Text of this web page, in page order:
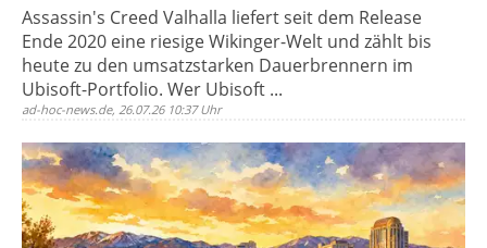
Assassin's Creed Valhalla liefert seit dem Release
Ende 2020 eine riesige Wikinger-Welt und zählt bis
heute zu den umsatzstarken Dauerbrennern im
Ubisoft-Portfolio. Wer Ubisoft ...
ad-hoc-news.de, 26.07.26 10:37 Uhr